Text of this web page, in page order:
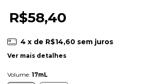
R$58,40
4 x de R$14,60 sem juros
Ver mais detalhes
Volume: 17mL